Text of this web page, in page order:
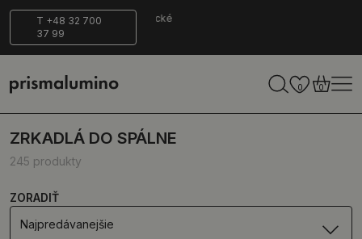
T +48 32 700
37 99
Bezpečné
doručenie
Ekologické
0 0
ZRKADLÁ DO SPÁLNE
245 produkty
ZORADIŤ
Najpredávanejšie